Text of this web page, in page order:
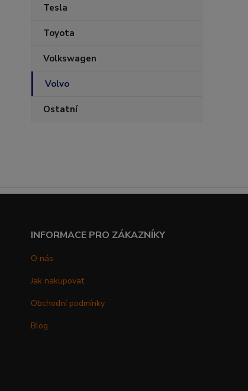
Tesla
Toyota
Volkswagen
Volvo
Ostatní
INFORMACE PRO ZÁKAZNÍKY
O nás
Jak nakupovat
Obchodní podmínky
Blog